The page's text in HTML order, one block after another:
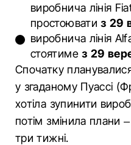
виробнича лінія
простоювати з 29
виробнича лінія
стоятимез 29
Спочатку
у згаданому Пуассі
хотіла зупинити
потім змінила плани
три тижні.